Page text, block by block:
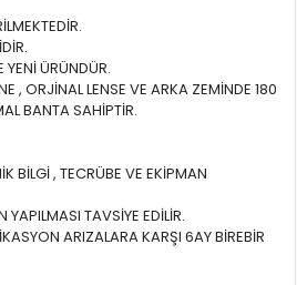
YENİ ÜRÜNDÜR.
, ORJİNAL LENSE VE ARKA ZEMİNDE 180
BANTA SAHİPTİR.
BİLGİ , TECRÜBE VE EKİPMAN
TAVSİYE EDİLİR.
ARIZALARA KARŞI 6AY BİREBİR